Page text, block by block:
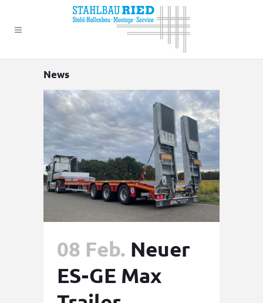
News
08 Feb. Neuer
ES-GE Max